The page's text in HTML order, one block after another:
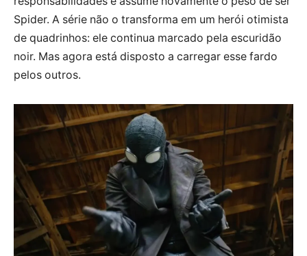
Spider. A série não o transforma em um herói otimista
de quadrinhos: ele continua marcado pela escuridão
noir. Mas agora está disposto a carregar esse fardo
pelos outros.